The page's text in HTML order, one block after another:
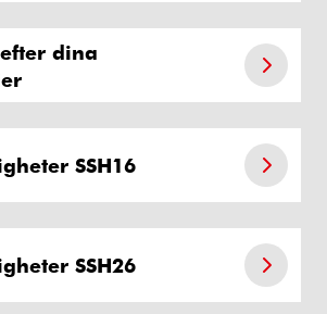
dina
SSH16
SSH26